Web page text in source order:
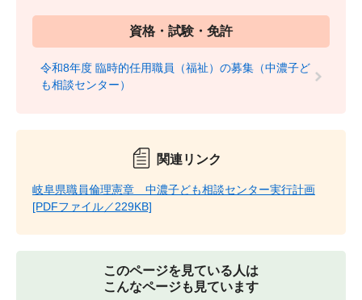
資格・試験・免許
令和8年度 臨時的任用職員（福祉）の募集（中濃子ど
も相談センター）
関連リンク
岐阜県職員倫理憲章 中濃子ども相談センター実行計画
[PDFファイル／229KB]
このページを見ている人は
こんなページも見ています